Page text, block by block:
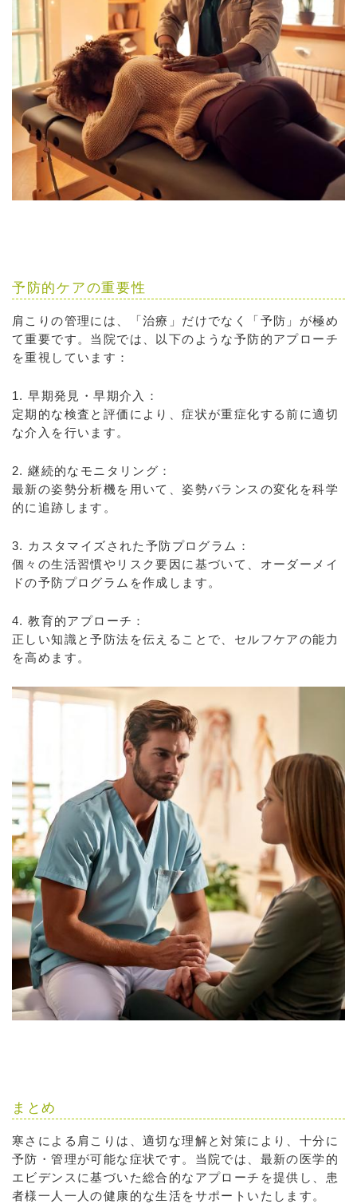
予防的ケアの重要性
肩こりの管理には、「治療」だけでなく「予防」が極め
て重要です。当院では、以下のような予防的アプローチ
を重視しています：
1. 早期発見・早期介入：
定期的な検査と評価により、症状が重症化する前に適切
な介入を行います。
2. 継続的なモニタリング：
最新の姿勢分析機を用いて、姿勢バランスの変化を科学
的に追跡します。
3. カスタマイズされた予防プログラム：
個々の生活習慣やリスク要因に基づいて、オーダーメイ
ドの予防プログラムを作成します。
4. 教育的アプローチ：
正しい知識と予防法を伝えることで、セルフケアの能力
を高めます。
まとめ
寒さによる肩こりは、適切な理解と対策により、十分に
予防・管理が可能な症状です。当院では、最新の医学的
エビデンスに基づいた総合的なアプローチを提供し、患
者様一人一人の健康的な生活をサポートいたします。